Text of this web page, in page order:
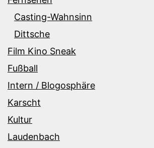
Casting-Wahnsinn
Dittsche
Film Kino Sneak
Fußball
Intern / Blogosphäre
Karscht
Kultur
Laudenbach